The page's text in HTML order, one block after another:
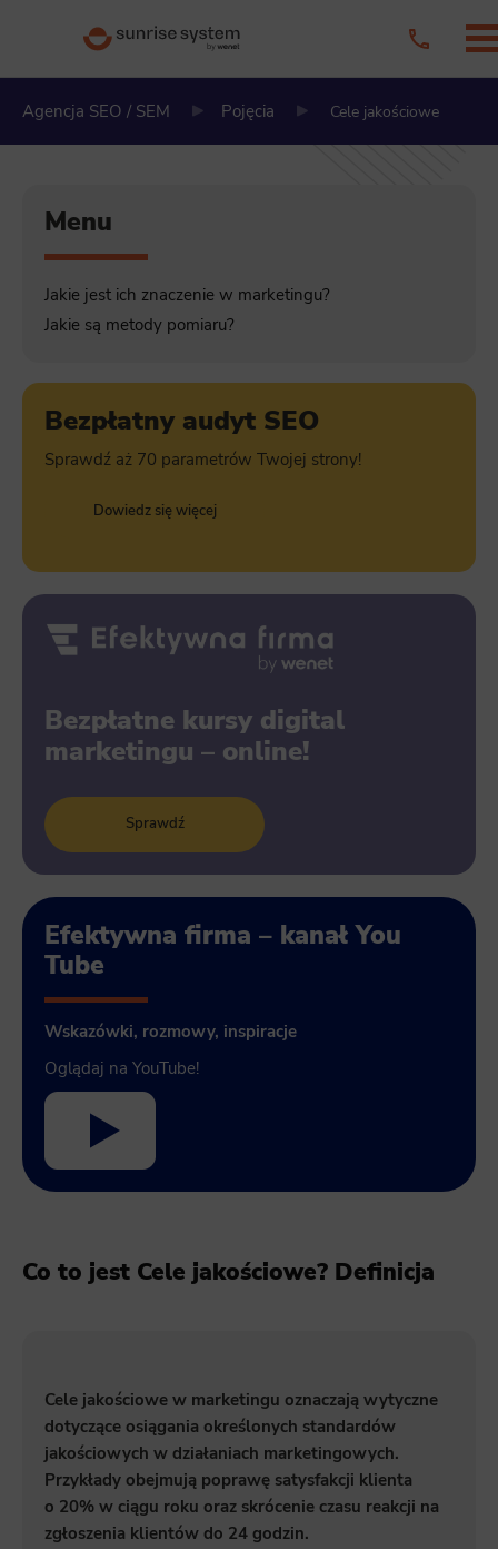
Agencja SEO / SEM Pojęcia Cele jakościowe
Menu
Jakie jest ich znaczenie w marketingu?
Jakie są metody pomiaru?
Bezpłatny audyt SEO
Sprawdź aż 70 parametrów Twojej strony!
Dowiedz się więcej
Bezpłatne kursy digital
marketingu – online!
Sprawdź
Efektywna firma – kanał You
Tube
Wskazówki, rozmowy, inspiracje
Oglądaj na YouTube!
Co to jest Cele jakościowe? Definicja
Cele jakościowe w marketingu oznaczają wytyczne
dotyczące osiągania określonych standardów
jakościowych w działaniach marketingowych.
Przykłady obejmują poprawę satysfakcji klienta
o 20% w ciągu roku oraz skrócenie czasu reakcji na
zgłoszenia klientów do 24 godzin.